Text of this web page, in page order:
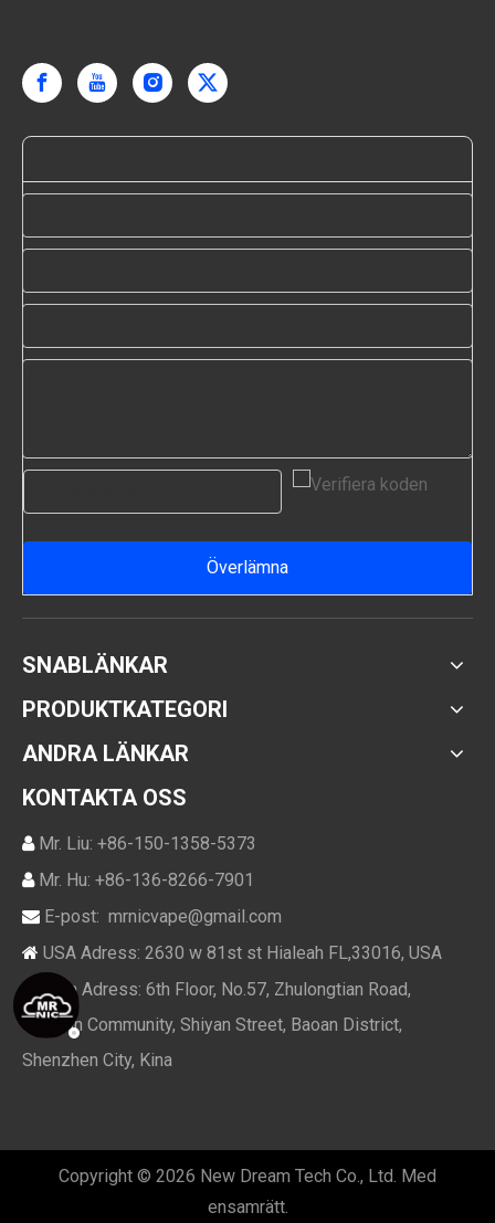
Överlämna
SNABLÄNKAR
PRODUKTKATEGORI
ANDRA LÄNKAR
KONTAKTA OSS
Mr. Liu: +86-150-1358-5373
Mr. Hu: +86-136-8266-7901
 E-post: mrnicvape@gmail.com
 USA Adress: 2630 w 81st st Hialeah FL,33016, USA
Kina Adress: 6th Floor, No.57, Zhulongtian Road,
Shuitian Community, Shiyan Street, Baoan District,
Shenzhen City, Kina
Copyright © 2026 New Dream Tech Co., Ltd. Med
ensamrätt.